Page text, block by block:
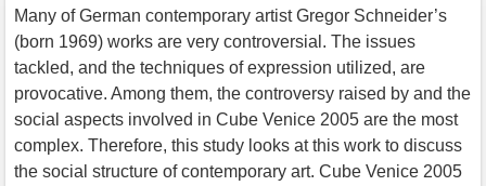
Many of German contemporary artist Gregor Schneider’s
(born 1969) works are very controversial. The issues
tackled, and the techniques of expression utilized, are
provocative. Among them, the controversy raised by and the
social aspects involved in Cube Venice 2005 are the most
complex. Therefore, this study looks at this work to discuss
the social structure of contemporary art. Cube Venice 2005